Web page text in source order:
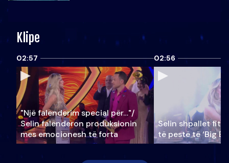
Klipe
02:57
"Një falenderim special për…"/
Selin falënderon produksionin
mes emocionesh të forta
02:56
Selin shpallet
të pestë të ‘Big